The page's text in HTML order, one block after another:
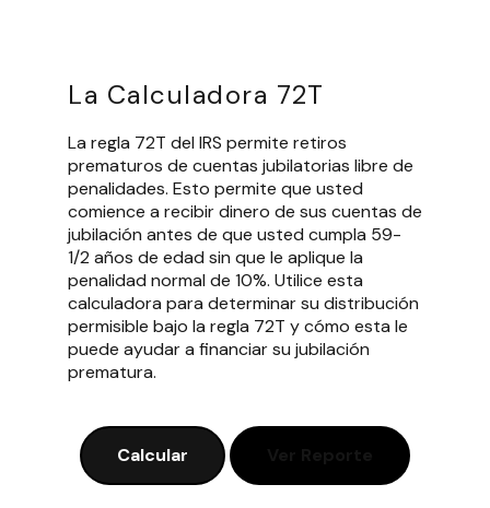
La Calculadora 72T
La regla 72T del IRS permite retiros
prematuros de cuentas jubilatorias libre de
penalidades. Esto permite que usted
comience a recibir dinero de sus cuentas de
jubilación antes de que usted cumpla 59-
1/2 años de edad sin que le aplique la
penalidad normal de 10%. Utilice esta
calculadora para determinar su distribución
permisible bajo la regla 72T y cómo esta le
puede ayudar a financiar su jubilación
prematura.